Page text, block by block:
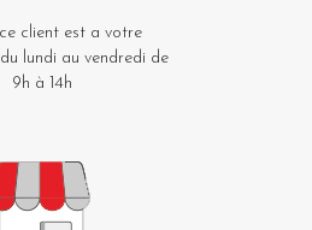
client est a votre
lundi au vendredi de
9h à 14h